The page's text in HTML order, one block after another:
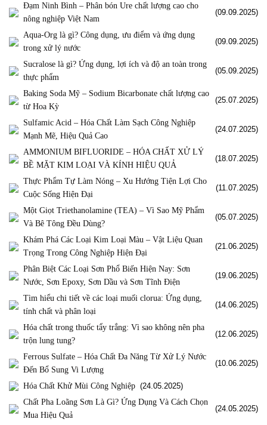
Đạm Ninh Bình – Phân bón Ure chất lượng cao cho
nông nghiệp Việt Nam
(09.09.2025)
Aqua-Org là gì? Công dụng, ưu điểm và ứng dụng
trong xử lý nước
(09.09.2025)
Sucralose là gì? Ứng dụng, lợi ích và độ an toàn trong
thực phẩm
(05.09.2025)
Baking Soda Mỹ – Sodium Bicarbonate chất lượng cao
từ Hoa Kỳ
(25.07.2025)
Sulfamic Acid – Hóa Chất Làm Sạch Công Nghiệp
Mạnh Mẽ, Hiệu Quả Cao
(24.07.2025)
AMMONIUM BIFLUORIDE – HÓA CHẤT XỬ LÝ
BỀ MẶT KIM LOẠI VÀ KÍNH HIỆU QUẢ
(18.07.2025)
Thực Phẩm Tự Làm Nóng – Xu Hướng Tiện Lợi Cho
Cuộc Sống Hiện Đại
(11.07.2025)
Một Giọt Triethanolamine (TEA) – Vì Sao Mỹ Phẩm
Và Bê Tông Đều Dùng?
(05.07.2025)
Khám Phá Các Loại Kim Loại Màu – Vật Liệu Quan
Trọng Trong Công Nghiệp Hiện Đại
(21.06.2025)
Phân Biệt Các Loại Sơn Phổ Biến Hiện Nay: Sơn
Nước, Sơn Epoxy, Sơn Dầu và Sơn Tĩnh Điện
(19.06.2025)
Tìm hiểu chi tiết về các loại muối clorua: Ứng dụng,
tính chất và phân loại
(14.06.2025)
Hóa chất trong thuốc tẩy trắng: Vì sao không nên pha
trộn lung tung?
(12.06.2025)
Ferrous Sulfate – Hóa Chất Đa Năng Từ Xử Lý Nước
Đến Bổ Sung Vi Lượng
(10.06.2025)
Hóa Chất Khử Mùi Công Nghiệp (24.05.2025)
Chất Pha Loãng Sơn Là Gì? Ứng Dụng Và Cách Chọn
Mua Hiệu Quả
(24.05.2025)